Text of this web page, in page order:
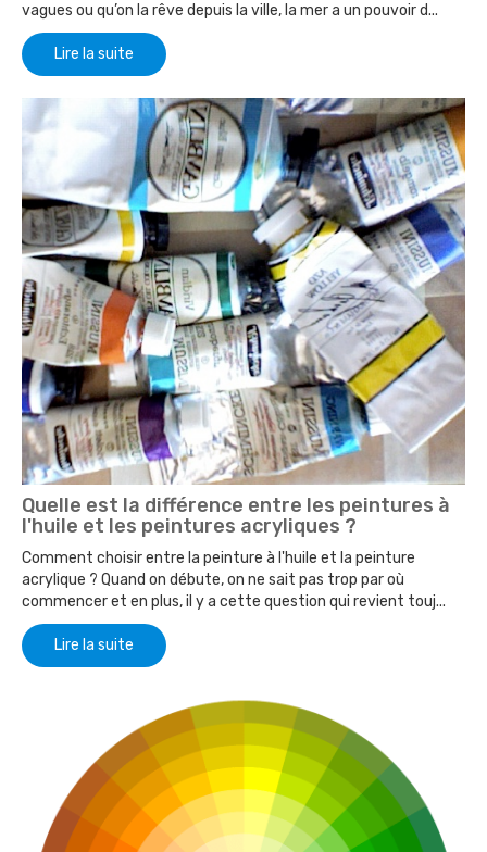
vagues ou qu’on la rêve depuis la ville, la mer a un pouvoir d...
Lire la suite
Quelle est la différence entre les peintures à
l'huile et les peintures acryliques ?
Comment choisir entre la peinture à l'huile et la peinture
acrylique ? Quand on débute, on ne sait pas trop par où
commencer et en plus, il y a cette question qui revient touj...
Lire la suite